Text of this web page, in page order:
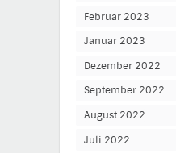
Februar 2023
Januar 2023
Dezember 2022
September 2022
August 2022
Juli 2022